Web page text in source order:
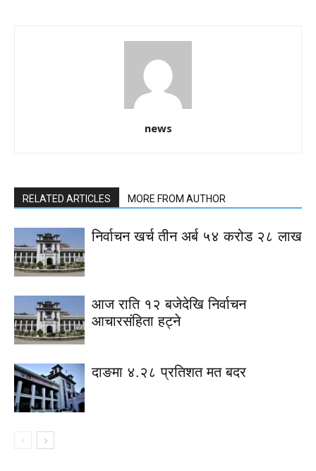
news
RELATED ARTICLES MORE FROM AUTHOR
निर्वाचन खर्च तीन अर्ब ५४ करोड २८ लाख
आज राति १२ बजेदेखि निर्वाचन
आचारसंहिता हट्ने
दाङमा ४.२८ प्रतिशत मत बदर